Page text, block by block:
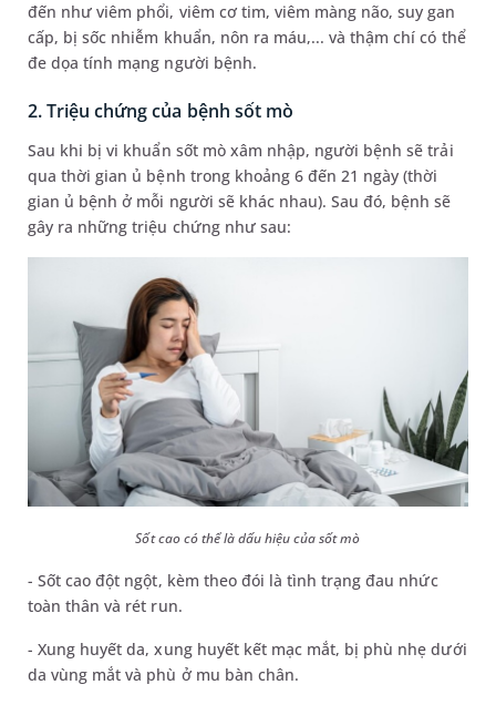
đến như viêm phổi, viêm cơ tim, viêm màng não, suy gan
cấp, bị sốc nhiễm khuẩn, nôn ra máu,... và thậm chí có thể
đe dọa tính mạng người bệnh.
2. Triệu chứng của bệnh sốt mò
Sau khi bị vi khuẩn sốt mò xâm nhập, người bệnh sẽ trải
qua thời gian ủ bệnh trong khoảng 6 đến 21 ngày (thời
gian ủ bệnh ở mỗi người sẽ khác nhau). Sau đó, bệnh sẽ
gây ra những triệu chứng như sau:
Sốt cao có thể là dấu hiệu của sốt mò
- Sốt cao đột ngột, kèm theo đói là tình trạng đau nhức
toàn thân và rét run.
- Xung huyết da, xung huyết kết mạc mắt, bị phù nhẹ dưới
da vùng mắt và phù ở mu bàn chân.